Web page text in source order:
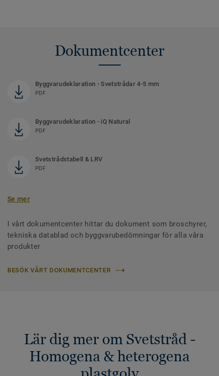
Dokumentcenter
Byggvarudeklaration - Svetstrådar 4-5 mm
PDF
Byggvarudeklaration - iQ Natural
PDF
Svetstrådstabell & LRV
PDF
Se mer
I vårt dokumentcenter hittar du dokument som broschyrer,
tekniska datablad och byggvarubedömningar för alla våra
produkter
BESÖK VÅRT DOKUMENTCENTER
Lär dig mer om Svetstråd -
Homogena & heterogena